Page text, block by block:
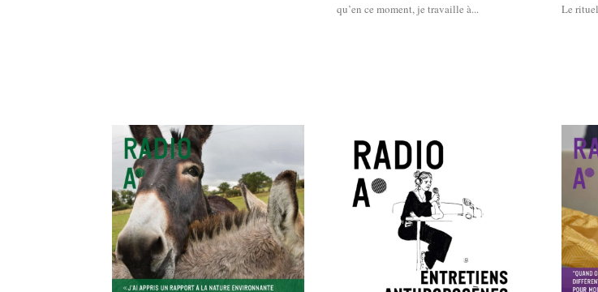
qu’en ce moment, je travaille à...
Le